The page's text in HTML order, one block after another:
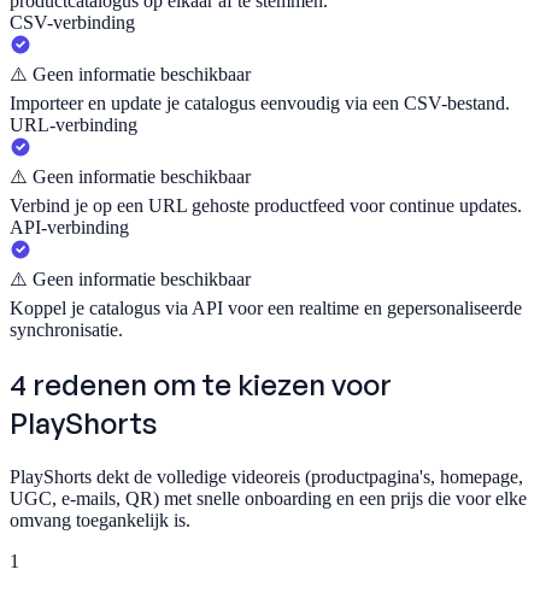
CSV-verbinding
⚠️ Geen informatie beschikbaar
Importeer en update je catalogus eenvoudig via een CSV-bestand.
URL-verbinding
⚠️ Geen informatie beschikbaar
Verbind je op een URL gehoste productfeed voor continue updates.
API-verbinding
⚠️ Geen informatie beschikbaar
Koppel je catalogus via API voor een realtime en gepersonaliseerde
synchronisatie.
4 redenen om te kiezen voor
PlayShorts
PlayShorts dekt de volledige videoreis (productpagina's, homepage,
UGC, e-mails, QR) met snelle onboarding en een prijs die voor elke
omvang toegankelijk is.
1